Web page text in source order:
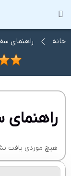
خانه راهنمای
راهنمای
هیچ موردی یافت